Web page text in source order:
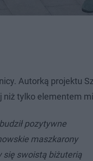
Autorką projektu
niż tylko elementem
pozytywne
maszkarony
się swoistą biżuterią